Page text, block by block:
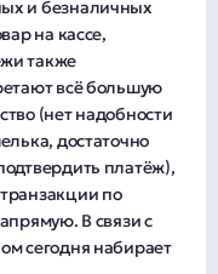
и безналичных
на кассе,
также
всё большую
(нет надобности
достаточно
платёж),
по
В связи с
сегодня набирает